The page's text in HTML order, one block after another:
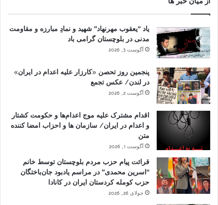
یاد “یعقوب مهرنهاد” شهید و نمادِ مبارزه و مقاومت
مدنی در بلوچستان گرامی باد
آگوست 3, 2026
پنجمین روز تحصن «کارزار علیه اعدام در ایران»
در لندن/ عکس تجمع
آگوست 2, 2026
اقدام مشترک علیه موج اعدام‌ها و حکومت کشتار
و اعدام در ایران/ سازمان ها و احزاب امضا کننده
متن
آگوست 1, 2026
قرائت پیام حزب مردم بلوچستان توسط خانم
“اسرین محمدی” در مراسم یادبود جان‌باختگان
حزب کومله کردستان ایران در کانادا
جولای 26, 2026